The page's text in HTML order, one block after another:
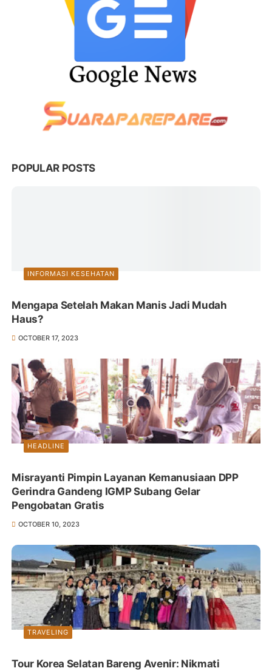
POPULAR POSTS
INFORMASI KESEHATAN
Mengapa Setelah Makan Manis Jadi Mudah
Haus?
OCTOBER 17, 2023
HEADLINE
Misrayanti Pimpin Layanan Kemanusiaan DPP
Gerindra Gandeng IGMP Subang Gelar
Pengobatan Gratis
OCTOBER 10, 2023
TRAVELING
Tour Korea Selatan Bareng Avenir: Nikmati